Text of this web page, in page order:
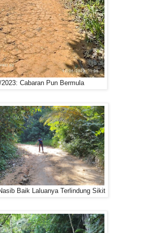
2023: Cabaran Pun Bermula
Baik Laluanya Terlindung Sikit